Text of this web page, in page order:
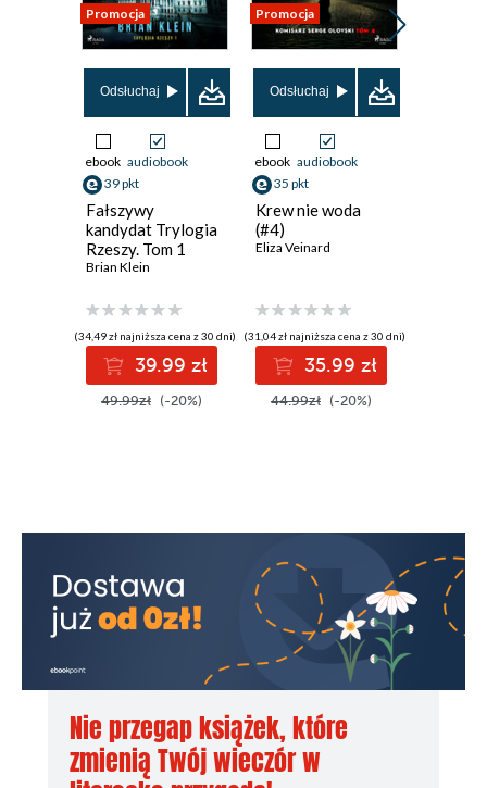
Promocja
Odsłuchaj
ebook audiobook
39 pkt
Fałszywy
kandydat Trylogia
Rzeszy. Tom 1
Brian Klein
(34,49 zł najniższa cena z 30 dni)
39.99 zł
49.99zł (-20%)
Promocja
Odsłuchaj
ebook audiobook
35 pkt
Krew nie woda
(#4)
Eliza Veinard
(31,04 zł najniższa cena z 30 dni)
35.99 zł
44.99zł (-20%)
Nie przegap książek, które
zmienią Twój wieczór w